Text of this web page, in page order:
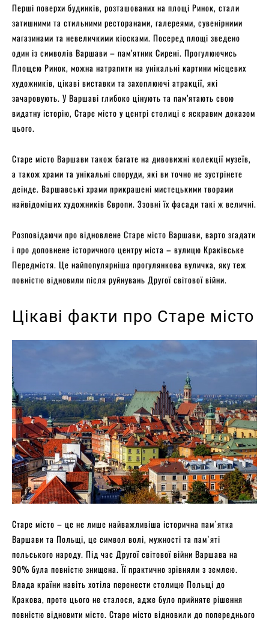
Перші поверхи будинків, розташованих на площі Ринок, стали
затишними та стильними ресторанами, галереями, сувенірними
магазинами та невеличкими кіосками. Посеред площі зведено
один із символів Варшави – пам’ятник Сирені. Прогулюючись
Площею Ринок, можна натрапити на унікальні картини місцевих
художників, цікаві виставки та захоплюючі атракції, які
зачаровують. У Варшаві глибоко цінують та пам’ятають свою
видатну історію, Старе місто у центрі столиці є яскравим доказом
цього.
Старе місто Варшави також багате на дивовижні колекції музеїв,
а також храми та унікальні споруди, які ви точно не зустрінете
деінде. Варшавські храми прикрашені мистецькими творами
найвідоміших художників Європи. Ззовні їх фасади такі ж величні.
Розповідаючи про відновлене Старе місто Варшави, варто згадати
і про доповнене історичного центру міста – вулицю Краківське
Передмістя. Це найпопулярніша прогулянкова вуличка, яку теж
повністю відновили після руйнувань Другої світової війни.
Цікаві факти про Старе місто
Старе місто – це не лише найважливіша історична пам`ятка
Варшави та Польщі, це символ волі, мужності та пам`яті
польського народу. Під час Другої світової війни Варшава на
90% була повністю знищена. Її практично зрівняли з землею.
Влада країни навіть хотіла перенести столицю Польщі до
Кракова, проте цього не сталося, адже було прийняте рішення
повністю відновити місто. Старе місто відновили до попереднього